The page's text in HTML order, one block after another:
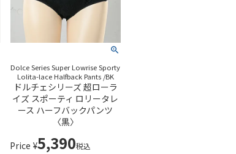
Dolce Series Super Lowrise Sporty
Lolita-lace Halfback Pants /BK
ドルチェシリーズ 超ローラ
イズ スポーティ ロリータレ
ース ハーフバックパンツ
〈黒〉
Price ¥5,390税込